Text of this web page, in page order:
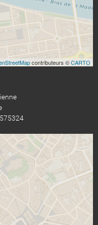
contributeurs ©CARTO